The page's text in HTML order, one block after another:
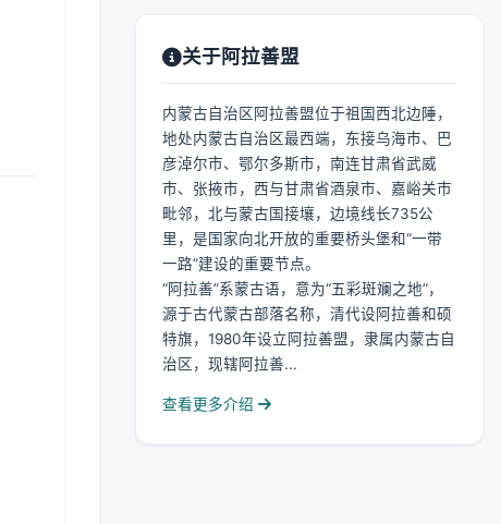
关于阿拉善盟
内蒙古自治区阿拉善盟位于祖国西北边陲，
地处内蒙古自治区最西端，东接乌海市、巴
彦淖尔市、鄂尔多斯市，南连甘肃省武威
市、张掖市，西与甘肃省酒泉市、嘉峪关市
毗邻，北与蒙古国接壤，边境线长735公
里，是国家向北开放的重要桥头堡和“一带
一路”建设的重要节点。
“阿拉善”系蒙古语，意为“五彩斑斓之地”，
源于古代蒙古部落名称，清代设阿拉善和硕
特旗，1980年设立阿拉善盟，隶属内蒙古自
治区，现辖阿拉善...
查看更多介绍